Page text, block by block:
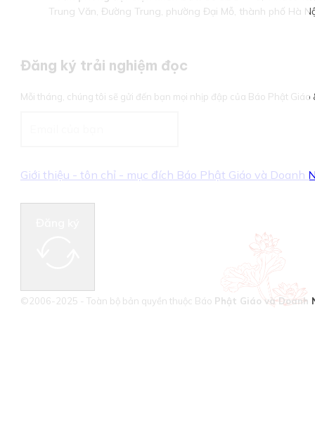
Trung Văn, Đường Trung, phường Đại Mỗ, thành phố Hà
Đăng ký trải nghiệm đọc
Mỗi tháng, chúng tôi sẽ gửi đến bạn mọi nhịp đập của Báo Phật Giáo
Giới thiệu - tôn chỉ - mục đích Báo Phật Giáo và Doanh
©2006-2025 - Toàn bộ bản quyền thuộc Báo Phật Giáo và Doanh